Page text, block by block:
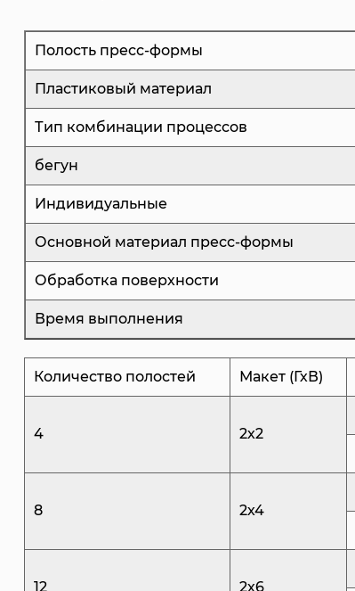
Полость пресс-формы
Пластиковый материал
Тип комбинации процессов
бегун
Индивидуальные
Основной материал пресс-формы
Обработка поверхности
Время выполнения
Количество полостей Макет (ГхВ)
4 2х2
8 2х4
12 2х6